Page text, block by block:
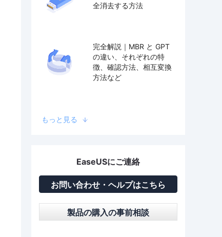
全消去する方法
完全解説｜MBR と GPT
の違い、それぞれの特
徴、確認方法、相互変換
方法など
もっと見る
EaseUSにご連絡
お問い合わせ・ヘルプはこちら
製品の購入の事前相談